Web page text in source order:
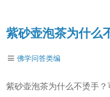
紫砂壶泡茶为什么
佛学问答类编
紫砂壶泡茶为什么不烫手